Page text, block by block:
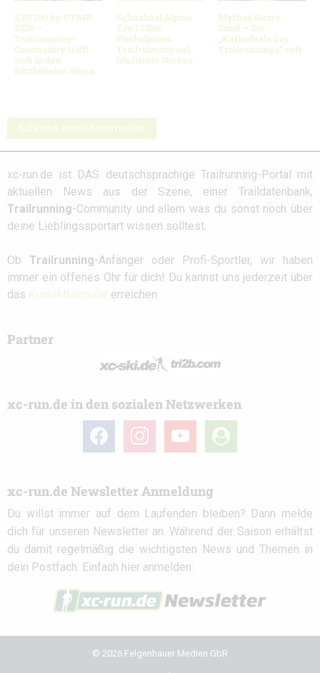
KAT100 by UTMB
2026 –
Trailrunning-
Community trifft
sich in den
Kitzbüheler Alpen
Schnalstal Alpine
Trail 2026:
Hochalpines
Trailrunning auf
höchstem Niveau
Mythos Sierre-
Zinal – Die
„Kathedrale des
Trailrunnings“ ruft
Schreibe einen Kommentar
xc-run.de ist DAS deutschsprachige Trailrunning-Portal mit
aktuellen News aus der Szene, einer Traildatenbank,
Trailrunning-Community und allem was du sonst noch über
deine Lieblingssportart wissen solltest.
Ob Trailrunning-Anfänger oder Profi-Sportler, wir haben
immer ein offenes Ohr für dich! Du kannst uns jederzeit über
das Kontaktformular erreichen.
Partner
xc-run.de in den sozialen Netzwerken
facebook instagramyoutube
user-
circle
xc-run.de Newsletter Anmeldung
Du willst immer auf dem Laufenden bleiben? Dann melde
dich für unseren Newsletter an. Während der Saison erhältst
du damit regelmäßig die wichtigsten News und Themen in
dein Postfach. Einfach hier anmelden:
© 2026 Felgenhauer Medien GbR